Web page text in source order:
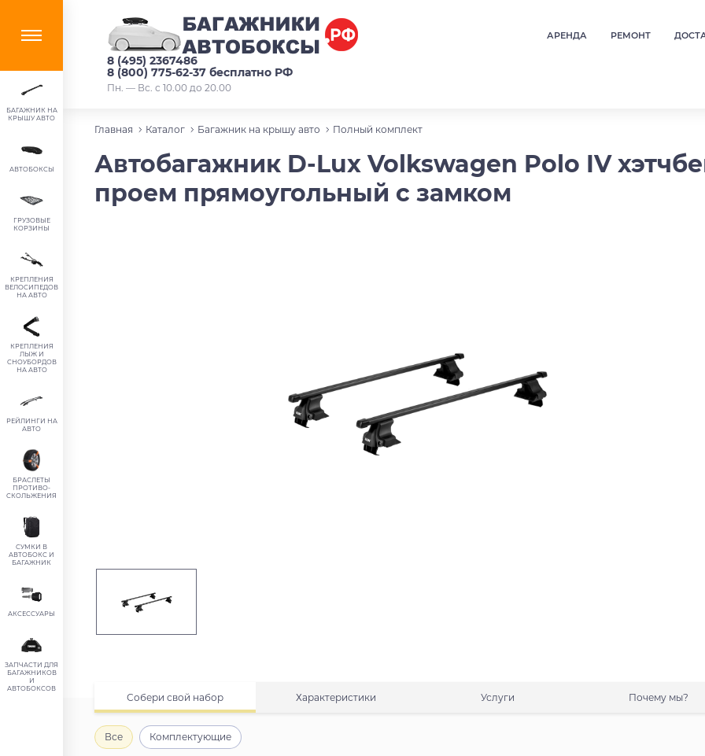
АРЕНДА РЕМОНТ
8 (495) 2367486
8 (800) 775-62-37 бесплатно РФ
Пн. — Вс. с 10.00 до 20.00
БАГАЖНИК НА
КРЫШУ АВТО
АВТОБОКСЫ
ГРУЗОВЫЕ
КОРЗИНЫ
КРЕПЛЕНИЯ
ВЕЛОСИПЕДОВ
НА АВТО
КРЕПЛЕНИЯ
ЛЫЖ И
СНОУБОРДОВ
НА АВТО
РЕЙЛИНГИ НА
АВТО
БРАСЛЕТЫ
ПРОТИВО-
СКОЛЬЖЕНИЯ
СУМКИ В
АВТОБОКС И
БАГАЖНИК
АКСЕССУАРЫ
ЗАПЧАСТИ ДЛЯ
БАГАЖНИКОВ
И
АВТОБОКСОВ
Главная Каталог Багажник на крышу авто Полный комплект
Автобагажник D-Lux Volkswagen Polo IV
проем прямоугольный с замком
Собери свой набор Характеристики Услуги Почему мы?
Все Комплектующие